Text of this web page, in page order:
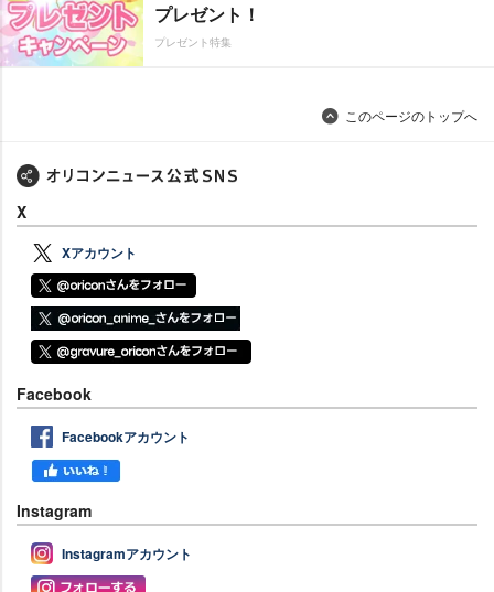
プレゼント！
プレゼント特集
このページのトップへ
X
Xアカウント
Facebook
Facebookアカウント
Instagram
Instagramアカウント